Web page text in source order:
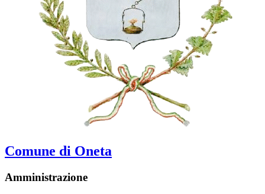
Comune di Oneta
Amministrazione